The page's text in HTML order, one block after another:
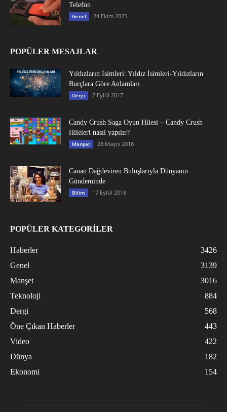
Telefon
Genel 24 Ekim 2025
POPÜLER MESAJLAR
Yıldızların İsimleri: Yıldız İsimleri-Yıldızların
Burçlara Göre Anlamları
Dergi 2 Eylül 2017
Candy Crush Saga Oyun Hilesi – Candy Crush
Hileleri nasıl yapılır?
Manşet 28 Mayıs 2018
Canan Dağdeviren Buluşlarıyla Dünyanın
Gündeminde
Bilim 17 Eylül 2018
POPÜLER KATEGORİLER
Haberler
3426
Genel
3139
Manşet
3016
Teknoloji
884
Dergi
568
Öne Çıkan Haberler
443
Video
422
Dünya
182
Ekonomi
154